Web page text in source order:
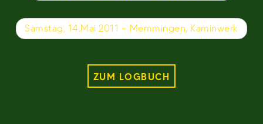
Samstag, 14.Mai 2011 – Memmingen, Kaminwerk
ZUM LOGBUCH